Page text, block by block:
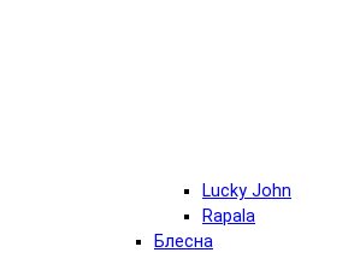
Lucky John
Rapala
Блесна